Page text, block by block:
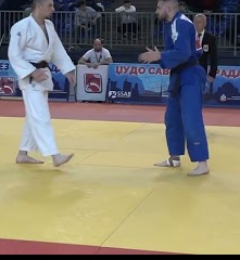
1:0 -100кг 1/2 ФИНАЛЕ